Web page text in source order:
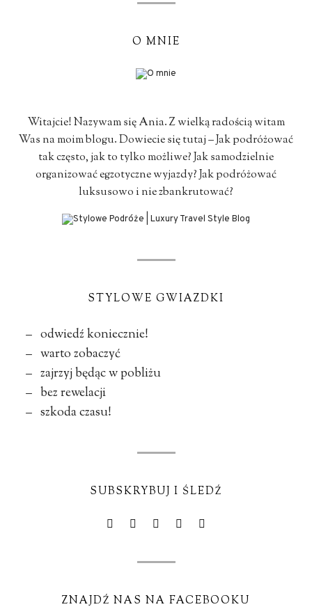
O MNIE
Witajcie! Nazywam się Ania. Z wielką radością witam
Was na moim blogu. Dowiecie się tutaj – Jak podróżować
tak często, jak to tylko możliwe? Jak samodzielnie
organizować egzotyczne wyjazdy? Jak podróżować
luksusowo i nie zbankrutować?
STYLOWE GWIAZDKI
– odwiedź koniecznie!
– warto zobaczyć
– zajrzyj będąc w pobliżu
– bez rewelacji
– szkoda czasu!
SUBSKRYBUJ I ŚLEDŹ
ZNAJDŹ NAS NA FACEBOOKU